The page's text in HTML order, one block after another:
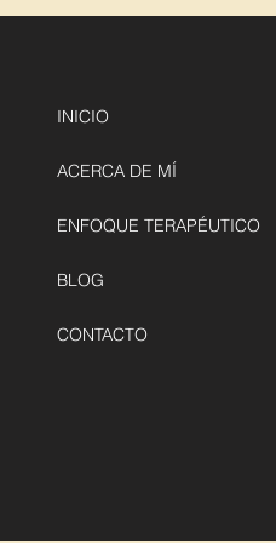
INICIO
ACERCA DE MÍ
ENFOQUE TERAPÉUTICO
BLOG
CONTACTO